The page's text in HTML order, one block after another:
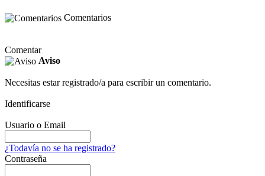
Comentarios
Comentar
Aviso
Necesitas estar registrado/a para escribir un comentario.
Identificarse
Usuario o Email
¿Todavía no se ha registrado?
Contraseña